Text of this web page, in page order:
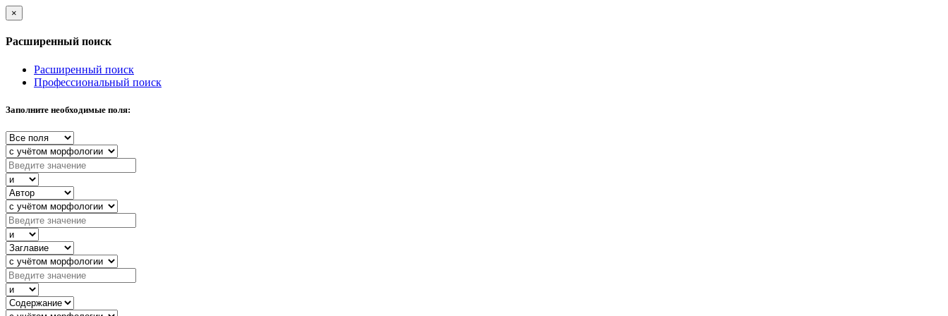
×
Расширенный поиск
Расширенный поиск
Профессиональный поиск
Заполните необходимые поля: